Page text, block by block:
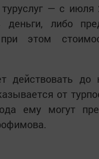
— с
деньги, либо
этом
действовать
от
ему могут